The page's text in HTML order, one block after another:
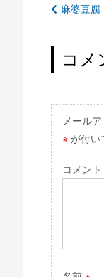
投
ナ
ビ
ゲ
ー
シ
ョ
ン
麻婆豆腐
コメ
メール
※ が付い
コメント